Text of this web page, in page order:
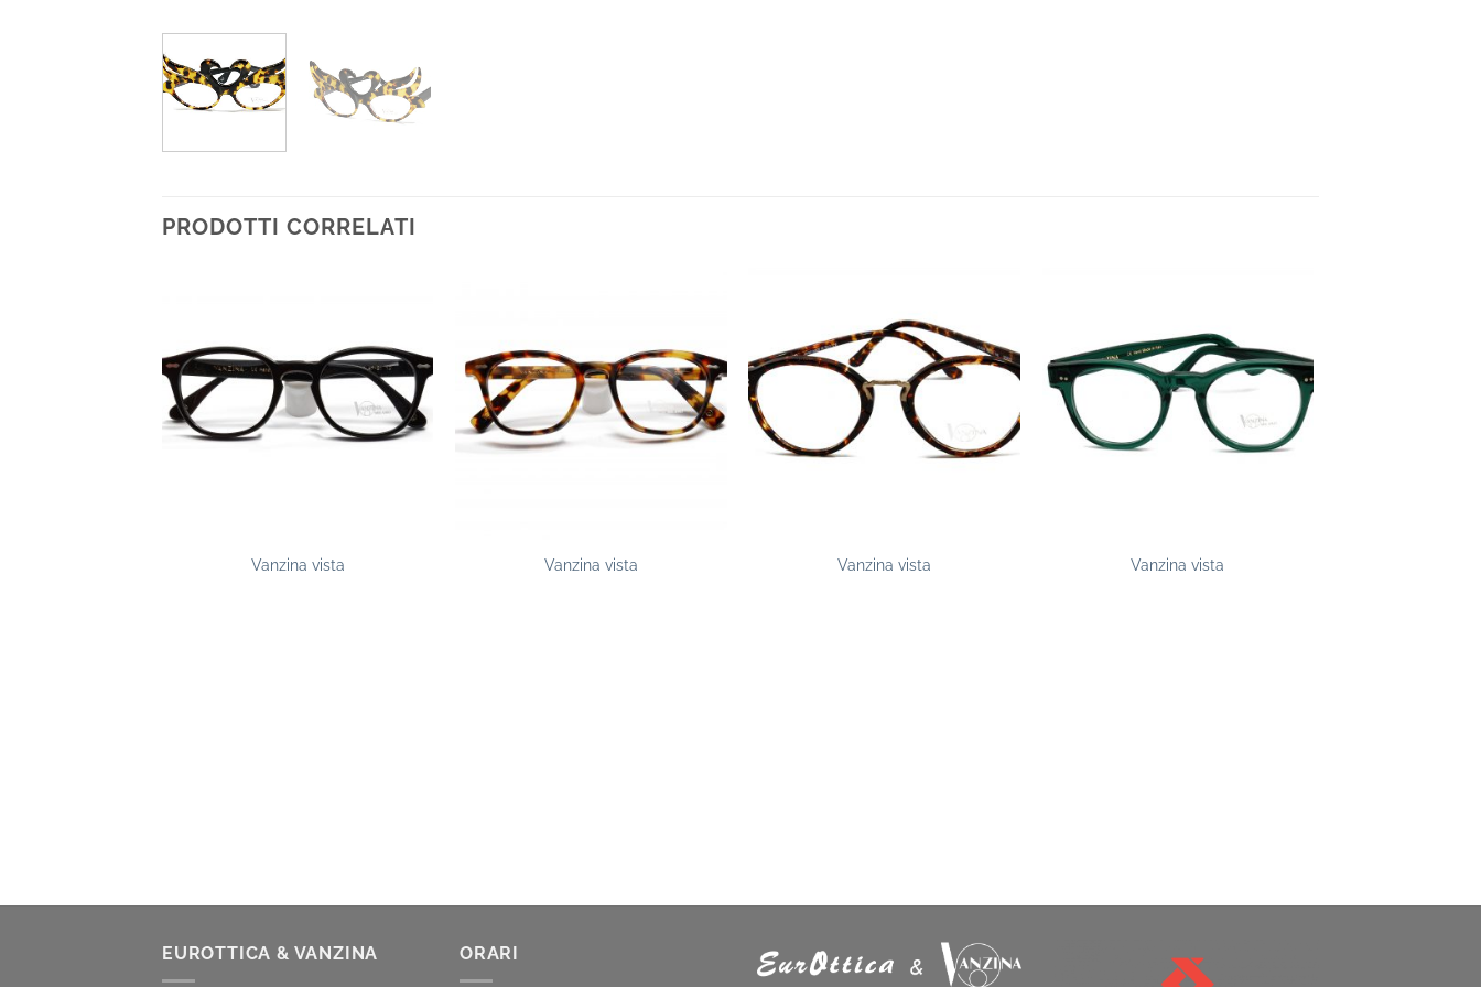
PRODOTTI CORRELATI
Vanzina vista Vanzina vista Vanzina vista Vanzina vista
EUROTTICA & VANZINA ORARI